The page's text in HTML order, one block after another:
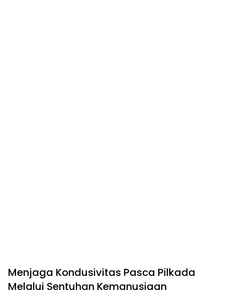
Menjaga Kondusivitas Pasca Pilkada
Melalui Sentuhan Kemanusiaan